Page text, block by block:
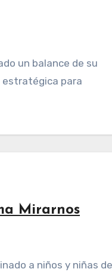
estratégica para
Mirarnos